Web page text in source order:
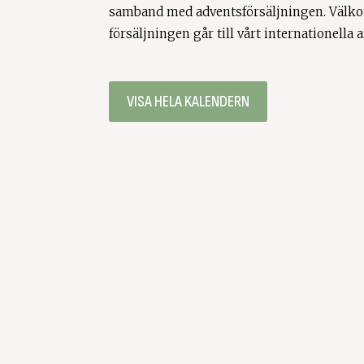
samband med adventsförsäljningen.
försäljningen går till vårt internationella
VISA HELA KALENDERN